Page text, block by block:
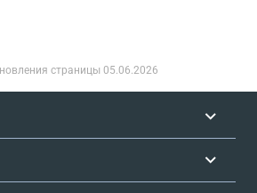
страницы 05.06.2026